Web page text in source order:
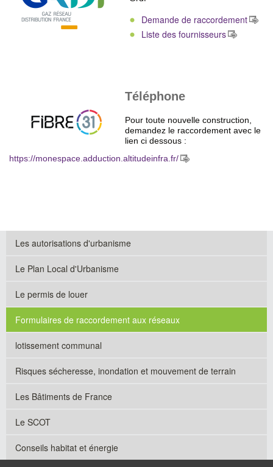
Demande de raccordement
Liste des fournisseurs
Téléphone
Pour toute nouvelle construction,
demandez le raccordement avec le
lien ci dessous :
https://monespace.adduction.altitudeinfra.fr/
Les autorisations d'urbanisme
Le Plan Local d'Urbanisme
Le permis de louer
Formulaires de raccordement aux réseaux
lotissement communal
Risques sécheresse, inondation et mouvement de terrain
Les Bâtiments de France
Le SCOT
Conseils habitat et énergie